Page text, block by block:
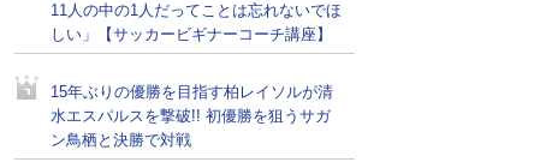
11人の中の1人だってことは忘れないでほ
しい」【サッカービギナーコーチ講座】
15年ぶりの優勝を目指す柏レイソルが清
水エスパルスを撃破!! 初優勝を狙うサガ
ン鳥栖と決勝で対戦